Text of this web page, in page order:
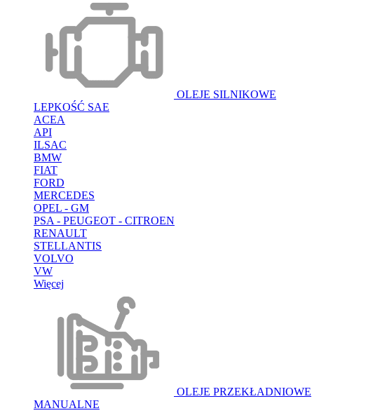
OLEJE SILNIKOWE
LEPKOŚĆ SAE
ACEA
API
ILSAC
BMW
FIAT
FORD
MERCEDES
OPEL - GM
PSA - PEUGEOT - CITROEN
RENAULT
STELLANTIS
VOLVO
VW
Więcej
OLEJE PRZEKŁADNIOWE
MANUALNE